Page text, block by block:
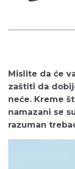
Mislite da će
zaštiti da
neće. Kreme
namazani se
razuman